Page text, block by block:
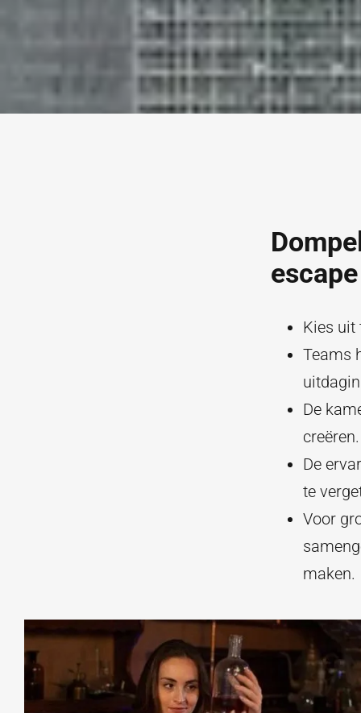
Kies uit
Teams
De
creëren.
De
te
Voor
maken.